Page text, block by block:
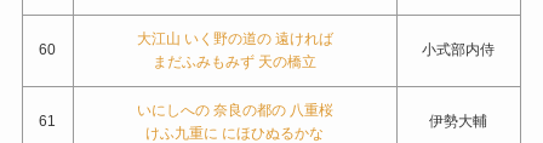
60
大江山 いく野の道の 遠ければ
まだふみもみず 天の橋立
小式部内侍
61
いにしへの 奈良の都の 八重桜
けふ九重に にほひぬるかな
伊勢大輔